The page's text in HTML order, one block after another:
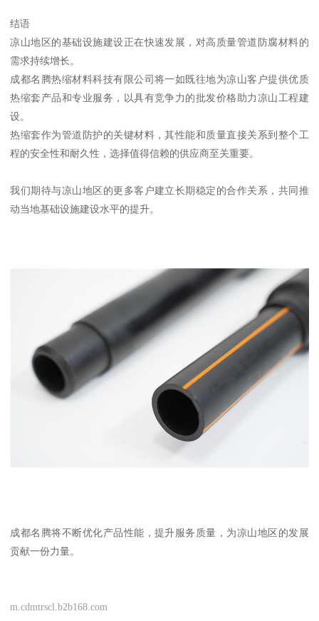
结语
凉山地区的基础设施建设正在快速发展，对高质量管道防腐材料的
需求持续增长。
成都名腾热缩材料科技有限公司将一如既往地为凉山客户提供优质
热缩套产品和专业服务，以具有竞争力的批发价格助力凉山工程建
设。
热缩套作为管道防护的关键材料，其性能和质量直接关系到整个工
程的安全性和耐久性，选择值得信赖的供应商至关重要。
我们期待与凉山地区的更多客户建立长期稳定的合作关系，共同推
动当地基础设施建设水平的提升。
成都名腾将不断优化产品性能，提升服务质量，为凉山地区的发展
贡献一份力量。
m.cdmtrscl.b2b168.com